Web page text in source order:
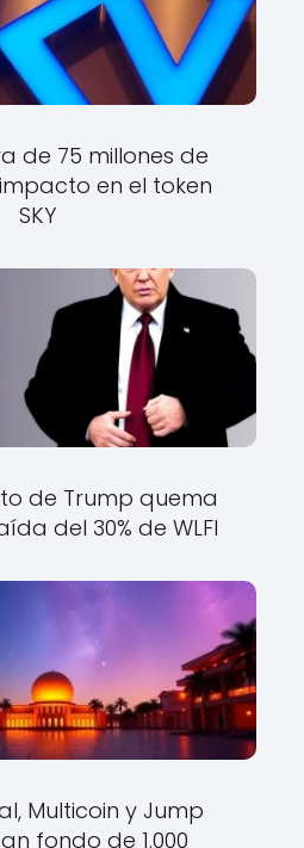
de 75 millones de
en el token
SKY
de Trump quema
del 30% de WLFI
Multicoin y Jump
fondo de 1.000